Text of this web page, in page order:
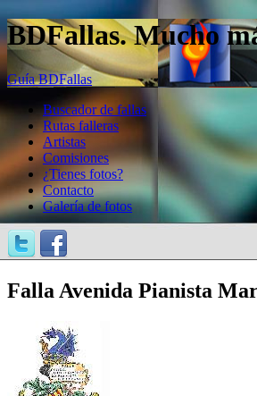
BDFallas. Mucho
Guía BDFallas
Buscador de fallas
Rutas falleras
Artistas
Comisiones
¿Tienes fotos?
Contacto
Galería de fotos
Falla Avenida Pianista